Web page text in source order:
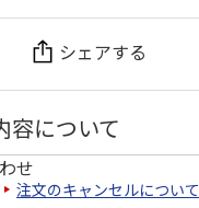
シェアする
容について
せ
注文のキャンセルについて